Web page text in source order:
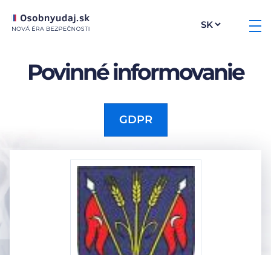
Povinné informovanie
GDPR